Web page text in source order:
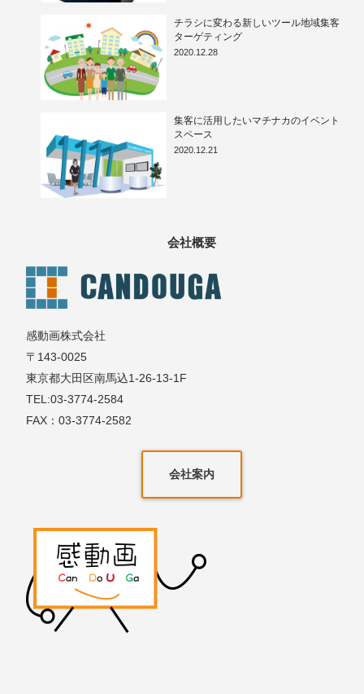
チラシに変わる新しいツール地域集客
ターゲティング
2020.12.28
集客に活用したいマチナカのイベント
スペース
2020.12.21
会社概要
感動画株式会社
〒143-0025
東京都大田区南馬込1-26-13-1F
TEL:03-3774-2584
FAX：03-3774-2582
会社案内